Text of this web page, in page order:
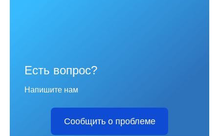
Есть вопрос?
Напишите нам
Сообщить о проблеме